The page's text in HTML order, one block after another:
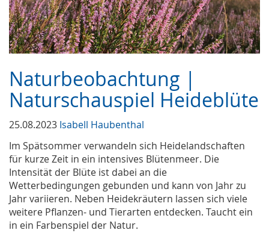
Naturbeobachtung |
Naturschauspiel Heideblüte
25.08.2023 Isabell Haubenthal
Im Spätsommer verwandeln sich Heidelandschaften
für kurze Zeit in ein intensives Blütenmeer. Die
Intensität der Blüte ist dabei an die
Wetterbedingungen gebunden und kann von Jahr zu
Jahr variieren. Neben Heidekräutern lassen sich viele
weitere Pflanzen- und Tierarten entdecken. Taucht ein
in ein Farbenspiel der Natur.